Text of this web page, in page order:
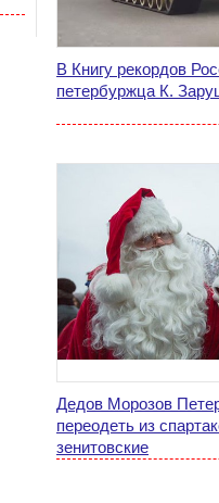
В Книгу рекордов
петербуржца К.
Дедов Морозов
переодеть из
зенитовские